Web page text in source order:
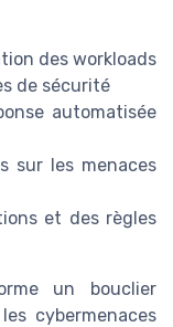
des workloads
de sécurité
automatisée
sur les menaces
et des règles
un bouclier
cybermenaces